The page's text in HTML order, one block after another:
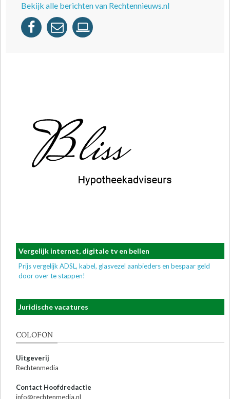
Bekijk alle berichten van Rechtennieuws.nl
Vergelijk internet, digitale tv en bellen
Prijs vergelijk ADSL, kabel, glasvezel aanbieders en bespaar geld
door over te stappen!
Juridische vacatures
COLOFON
Uitgeverij
Rechtenmedia
Contact Hoofdredactie
info@rechtenmedia.nl